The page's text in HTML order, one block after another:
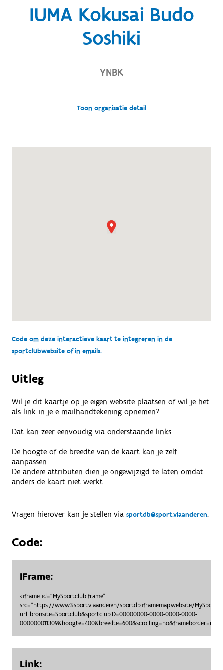
IUMA Kokusai Budo
Soshiki
YNBK
Toon organisatie detail
Code om deze interactieve kaart te integreren in de
sportclubwebsite of in emails.
Uitleg
Wil je dit kaartje op je eigen website plaatsen of wil je het
als link in je e-mailhandtekening opnemen?
Dat kan zeer eenvoudig via onderstaande links.
De hoogte of de breedte van de kaart kan je zelf
aanpassen.
De andere attributen dien je ongewijzigd te laten omdat
anders de kaart niet werkt.
Vragen hierover kan je stellen via sportdb@sport.vlaanderen.
Code:
IFrame:
<iframe id="MySportclubIframe"
src="https://www3.sport.vlaanderen/sportdb.iframemap.website/
url_bronsite=Sportclub&sportclubID=00000000-0000-0000-0000-
Link: